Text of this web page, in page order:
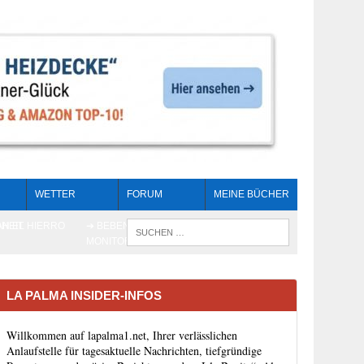
WETTER FORUM MEINE BÜCHER
LA PALMA INSIDER-INFOS
Willkommen auf lapalma1.net, Ihrer verlässlichen
Anlaufstelle für tagesaktuelle Nachrichten, tiefgründige